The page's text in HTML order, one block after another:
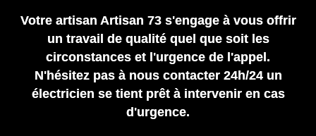
Votre artisan Artisan 73 s'engage à vous offrir
un travail de qualité quel que soit les
circonstances et l'urgence de l'appel.
N'hésitez pas à nous contacter 24h/24 un
électricien se tient prêt à intervenir en cas
d'urgence.